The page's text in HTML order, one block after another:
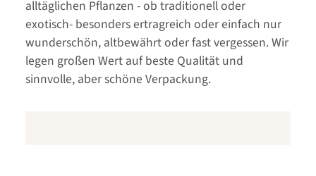
alltäglichen Pflanzen - ob traditionell oder
exotisch- besonders ertragreich oder einfach nur
wunderschön, altbewährt oder fast vergessen. Wir
legen großen Wert auf beste Qualität und
sinnvolle, aber schöne Verpackung.